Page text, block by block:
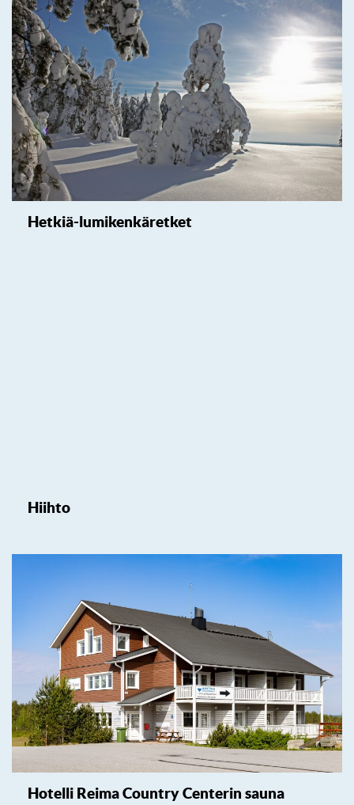
Hetkiä-lumikenkäretket
Hiihto
Hotelli Reima Country Centerin sauna